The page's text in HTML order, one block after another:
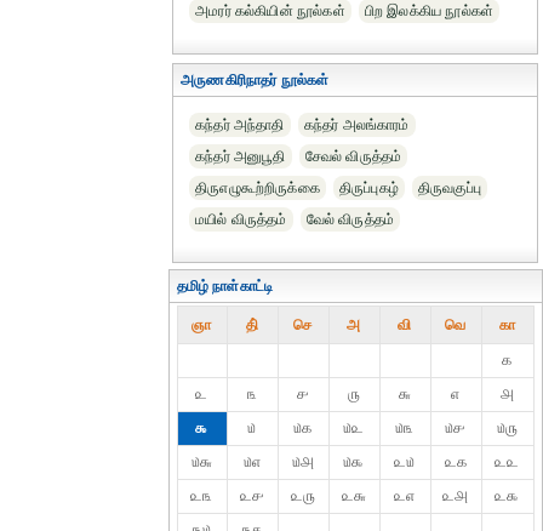
அமரர் கல்கியின் நூல்கள்
பிற இலக்கிய நூல்கள்
அருணகிரிநாதர் நூல்கள்
கந்தர் அந்தாதி
கந்தர் அலங்காரம்
கந்தர் அனுபூதி
சேவல் விருத்தம்
திருஎழுகூற்றிருக்கை
திருப்புகழ்
திருவகுப்பு
மயில் விருத்தம்
வேல் விருத்தம்
தமிழ் நாள்காட்டி
ஞா தி் செ அ வி வெ கா
௧
௨
௩ ௪ ௫ ௬ ௭
௮
௯
௰ ௰௧ ௰௨ ௰௩ ௰௪
௰௫
௰௬
௰௭ ௰௮ ௰௯ ௨௰ ௨௧
௨௨
௨௩
௨௪ ௨௫ ௨௬ ௨௭ ௨௮
௨௯